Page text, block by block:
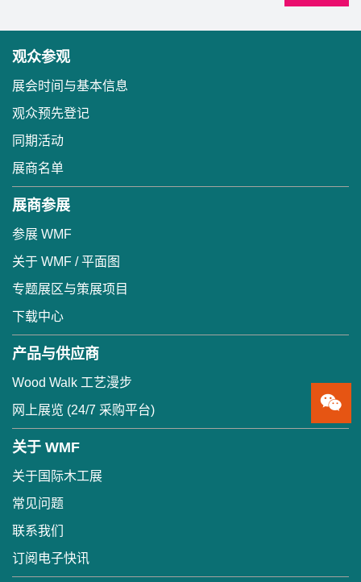
观众参观
展会时间与基本信息
观众预先登记
同期活动
展商名单
展商参展
参展 WMF
关于 WMF / 平面图
专题展区与策展项目
下载中心
产品与供应商
Wood Walk 工艺漫步
网上展览 (24/7 采购平台)
关于 WMF
关于国际木工展
常见问题
联系我们
订阅电子快讯